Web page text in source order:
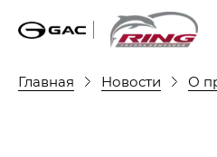
Главная Новости О